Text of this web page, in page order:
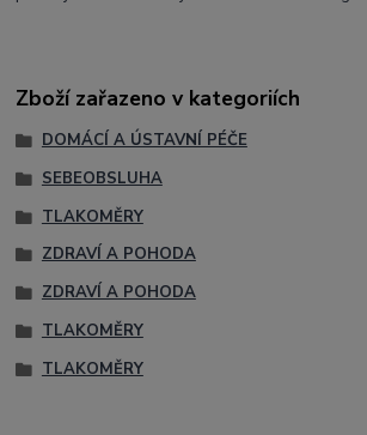
Zboží zařazeno v kategoriích
DOMÁCÍ A ÚSTAVNÍ PÉČE
SEBEOBSLUHA
TLAKOMĚRY
ZDRAVÍ A POHODA
ZDRAVÍ A POHODA
TLAKOMĚRY
TLAKOMĚRY